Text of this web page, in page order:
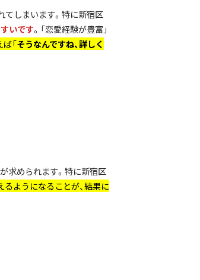
てしまいます。特に新宿区
いです。「恋愛経験が豊富」
「そうなんですね、詳しく
求められます。特に新宿区
るようになることが、結果に